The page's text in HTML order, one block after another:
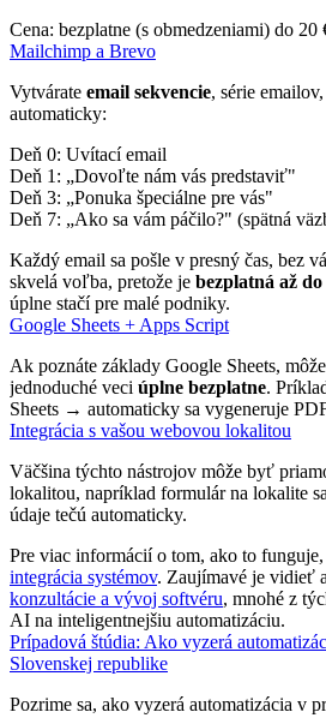
Cena: bezplatne (s obmedzeniami) do 20
Mailchimp a Brevo
Vytvárate email sekvencie, série
automaticky:
Deň 0: Uvítací email
Deň 1: „Dovoľte nám vás predstaviť"
Deň 3: „Ponuka špeciálne pre vás"
Deň 7: „Ako sa vám páčilo?" (spätná
Každý email sa pošle v presný čas, bez
skvelá voľba, pretože je bezplatná až
úplne stačí pre malé podniky.
Google Sheets + Apps Script
Ak poznáte základy Google Sheets,
jednoduché veci úplne bezplatne.
Sheets → automaticky sa vygeneruje
Integrácia s vašou webovou lokalitou
Väčšina týchto nástrojov môže byť
lokalitou, napríklad formulár na lokalite
údaje tečú automaticky.
Pre viac informácií o tom, ako to
integrácia systémov. Zaujímavé je vidieť
konzultácie a vývoj softvéru, mnohé z
AI na inteligentnejšiu automatizáciu.
Prípadová štúdia: Ako vyzerá
Slovenskej republike
Pozrime sa, ako vyzerá automatizácia v